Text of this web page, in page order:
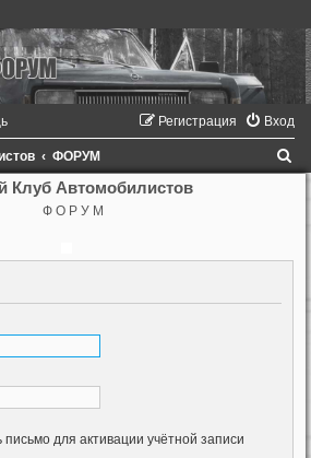
Вход
Регистрация
ФОРУМ
Клуб Автомобилистов
Ф О Р У М
для активации учётной записи